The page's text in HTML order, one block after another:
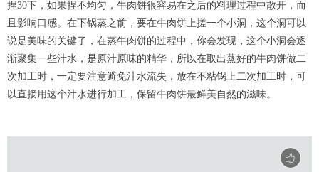
捏30下，如果捏不均匀，牛肉饼很容易在之后的料理过程中散开，而
且影响口感。在下锅蒸之前，要在牛肉饼上搓一个小洞，这个洞可以
说是美味的关键了，在蒸牛肉饼的过程中，你会发现，这个小洞会逐
渐聚集一些汁水，是原汁原味的精华，所以在取出蒸好的牛肉饼做二
次加工时，一定要注意避免汁水流失，放在不粘锅上二次加工时，可
以直接用这个汁水进行加工，保留牛肉饼最鲜美自然的滋味。